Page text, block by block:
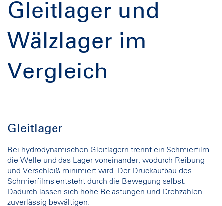
Gleitlager und
Wälzlager im
Vergleich
Gleitlager
Bei hydrodynamischen Gleitlagern trennt ein Schmierfilm
die Welle und das Lager voneinander, wodurch Reibung
und Verschleiß minimiert wird. Der Druckaufbau des
Schmierfilms entsteht durch die Bewegung selbst.
Dadurch lassen sich hohe Belastungen und Drehzahlen
zuverlässig bewältigen.